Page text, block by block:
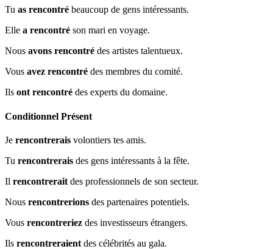
Tu as rencontré beaucoup de gens intéressants.
Elle a rencontré son mari en voyage.
Nous avons rencontré des artistes talentueux.
Vous avez rencontré des membres du comité.
Ils ont rencontré des experts du domaine.
Conditionnel Présent
Je rencontrerais volontiers tes amis.
Tu rencontrerais des gens intéressants à la fête.
Il rencontrerait des professionnels de son secteur.
Nous rencontrerions des partenaires potentiels.
Vous rencontreriez des investisseurs étrangers.
Ils rencontreraient des célébrités au gala.